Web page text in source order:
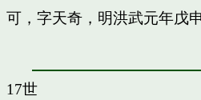
可，字天奇，明洪武元年戊
17世